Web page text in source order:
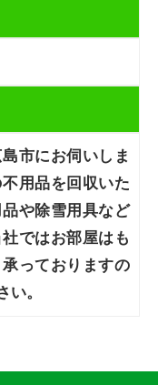
市にお伺いしま
用品を回収いた
や除雪用具など
ではお部屋はも
っておりますの
。